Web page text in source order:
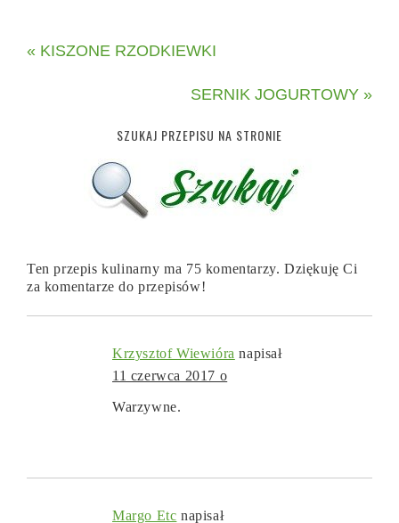
« KISZONE RZODKIEWKI
SERNIK JOGURTOWY »
SZUKAJ PRZEPISU NA STRONIE
Ten przepis kulinarny ma 75 komentarzy. Dziękuję Ci
za komentarze do przepisów!
Krzysztof Wiewióra napisał
11 czerwca 2017 o
Warzywne.
Margo Etc napisał